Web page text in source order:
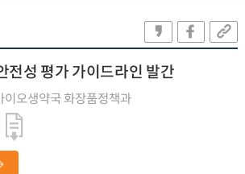
전성 평가 가이드라인 발간
이오생약국 화장품정책과